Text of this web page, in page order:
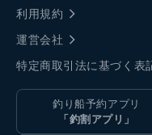
利用規約
運営会社
特定商取引法に基づく表
釣り船予約アプリ
「釣割アプリ」